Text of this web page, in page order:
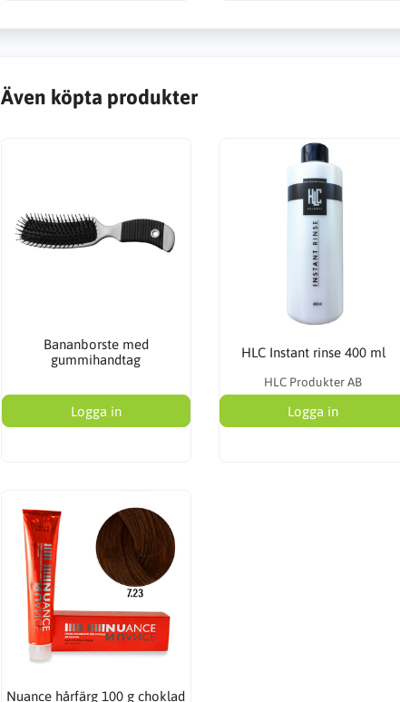
Även köpta produkter
Bananborste med
gummihandtag
Logga in
HLC Instant rinse 400 ml
HLC Produkter AB
Logga in
Nuance hårfärg 100 g choklad